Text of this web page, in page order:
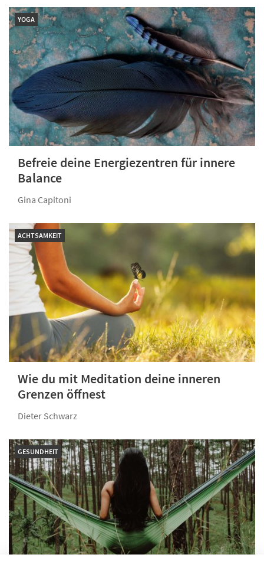
YOGA
Befreie deine Energiezentren für innere
Balance
Gina Capitoni
ACHTSAMKEIT
Wie du mit Meditation deine inneren
Grenzen öffnest
Dieter Schwarz
GESUNDHEIT